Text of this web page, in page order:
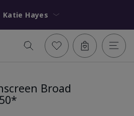
Katie Hayes
Broad